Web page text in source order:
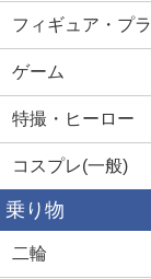
フィギュア・プ
ゲーム
特撮・ヒーロー
コスプレ(一般)
乗り物
二輪